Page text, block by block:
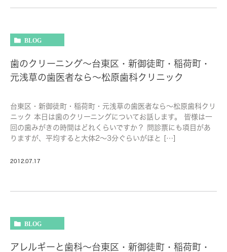
BLOG
歯のクリーニング～台東区・新御徒町・稲荷町・
元浅草の歯医者なら～松原歯科クリニック
台東区・新御徒町・稲荷町・元浅草の歯医者なら～松原歯科クリ
ニック 本日は歯のクリーニングについてお話します。 皆様は一
回の歯みがきの時間はどれくらいですか？ 問診票にも項目があ
りますが、平均すると大体2～3分ぐらいがほと […]
2012.07.17
BLOG
アレルギーと歯科～台東区・新御徒町・稲荷町・